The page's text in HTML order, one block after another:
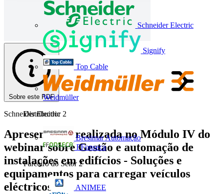
Schneider Electric
Signify
Top Cable
Weidmüller
Distribuidor 2
Bresimar Automação
FFonseca
Parceiro do Setor 2
ANIMEE
Sobre este PDF
Schneider Electric
Apresentação realizada no Módulo IV do
webinar sobre Gestão e automação de
instalações em edifícios - Soluções e
equipamentos para carregar veículos
eléctricos